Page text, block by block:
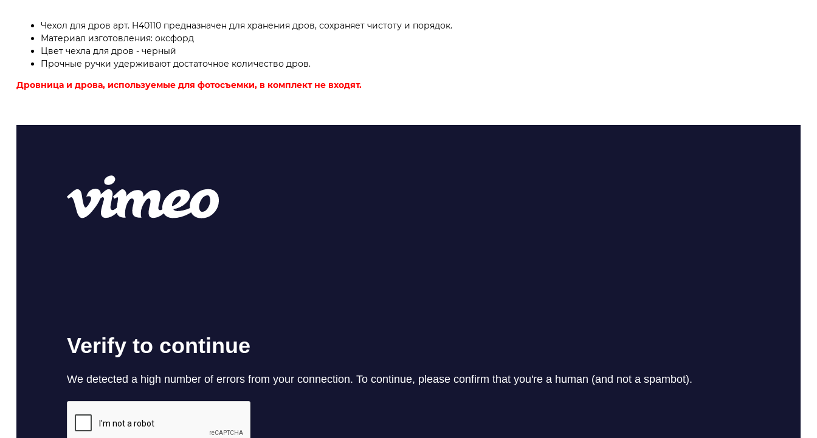
Чехол для дров арт. H40110 предназначен для хранения дров, сохраняет чистоту и порядок.
Материал изготовления: оксфорд
Цвет чехла для дров - черный
Прочные ручки удерживают достаточное количество дров.
Дровница и дрова, используемые для фотосъемки, в комплект не входят.